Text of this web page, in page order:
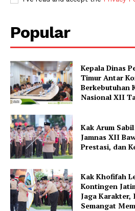
Popular
Kepala Dinas
Timur Antar
Berkebutuhan
Nasional XII
Kak Arum
Jamnas XII
Prestasi, dan
Kak Khofifah
Kontingen
Jaga
Semangat